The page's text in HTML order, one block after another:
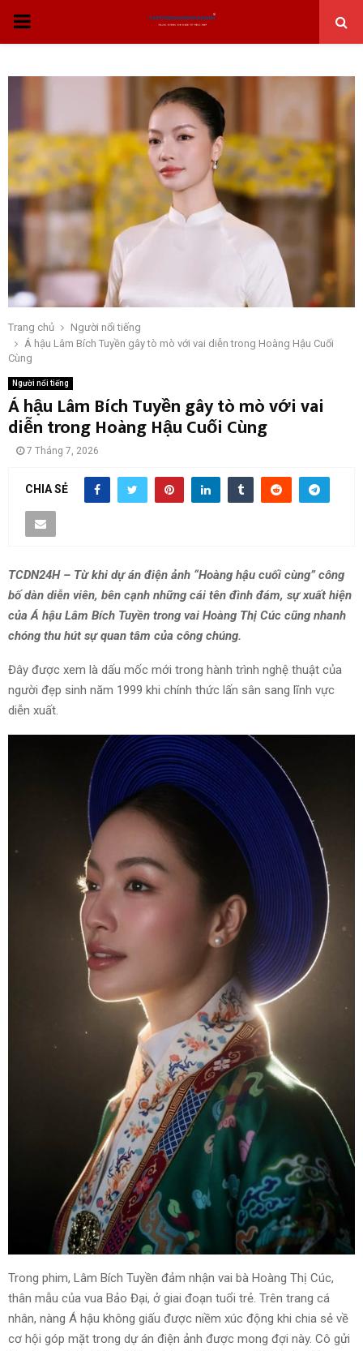
THỰC
Trang chủ
Người nổi tiếng
Á hậu Lâm Bích Tuyền gây tò mò với vai diễn trong Hoàng Hậu Cuối
Cùng
Người nổi tiếng
Á hậu Lâm Bích Tuyền gây tò mò với vai
diễn trong Hoàng Hậu Cuối Cùng
7 Tháng 7, 2026
CHIA SẺ
TCDN24H – Từ khi dự án điện ảnh “Hoàng hậu cuối cùng” công
bố dàn diễn viên, bên cạnh những cái tên đình đám, sự xuất hiện
của Á hậu Lâm Bích Tuyền trong vai Hoàng Thị Cúc cũng nhanh
chóng thu hút sự quan tâm của công chúng.
Đây được xem là dấu mốc mới trong hành trình nghệ thuật của
người đẹp sinh năm 1999 khi chính thức lấn sân sang lĩnh vực
diễn xuất.
Trong phim, Lâm Bích Tuyền đảm nhận vai bà Hoàng Thị Cúc,
thân mẫu của vua Bảo Đại, ở giai đoạn tuổi trẻ. Trên trang cá
nhân, nàng Á hậu không giấu được niềm xúc động khi chia sẻ về
cơ hội góp mặt trong dự án điện ảnh được mong đợi này. Cô gửi